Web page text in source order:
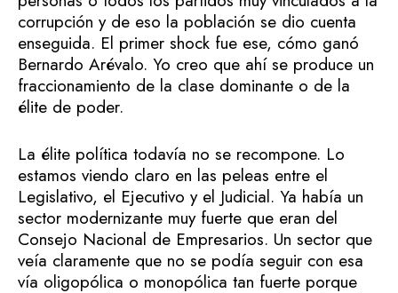
corrupción y de eso la población se dio cuenta
enseguida. El primer shock fue ese, cómo ganó
Bernardo Arévalo. Yo creo que ahí se produce un
fraccionamiento de la clase dominante o de la
élite de poder.
La élite política todavía no se recompone. Lo
estamos viendo claro en las peleas entre el
Legislativo, el Ejecutivo y el Judicial. Ya había un
sector modernizante muy fuerte que eran del
Consejo Nacional de Empresarios. Un sector que
veía claramente que no se podía seguir con esa
vía oligopólica o monopólica tan fuerte porque